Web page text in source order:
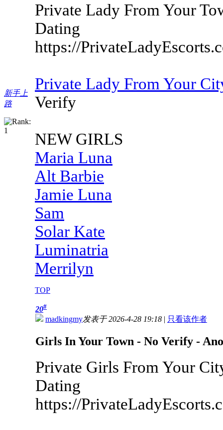
新手上
路
Private Lady From Your
Dating
https://
Private Lady From Your
Verify
NEW GIRLS
Maria Luna
Alt Barbie
Jamie Luna
Sam
Solar Kate
Luminatria
Merrilyn
TOP
20#
madkingmy发表于 2026-4-28 19:18 | 只看该作者
Girls In Your Town - No Verify -
Private Girls From Your
Dating
https://